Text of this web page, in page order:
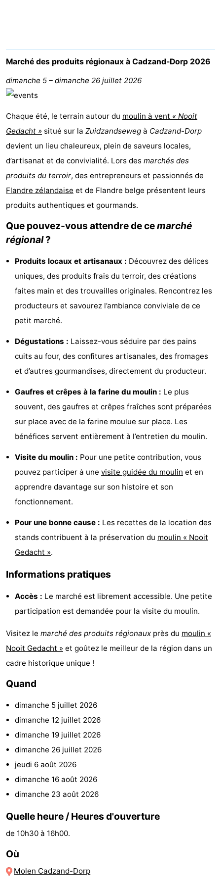
Nieuwvliet-
Bad
Meulinge
EuroParcs
Cadzand
-
Hoogduin
-
Noordzee
Résidence
Cadzand-
Resort
Nieuwvliet-
Schoneveld
-
Resort
Nieuwvliet-
Bad
Waterdunen
-
Zeebad
-
Zonneweelde
Zwinhoeve
Hôtels
Last
minutes
Plages
Voir
faire
Lieux
d'intérêt
Musées
-
Monuments
Moulins
Points
vue
Attractions
Croisières
Terrains
jeux
-
Aires
de
jeux
intérieures
Bowling
-
Parcours
mini-
golf
Centres
bien-
être
Villages
&
villes
Nature
Sports
-
Piscines
-
Équitation
Terrains
de
golf
-
Surfen
Peche
Sportive
-
Equitation
Observation
des
phoques
Glossopètre
Boire
Marché des produits régionaux à Cadzand-Dorp 2026
dimanche 5 – dimanche 26 juillet 2026
Chaque été, le terrain autour du moulin à vent « Nooit
Gedacht » situé sur la Zuidzandseweg à Cadzand-Dorp
devient un lieu chaleureux, plein de saveurs locales,
d’artisanat et de convivialité. Lors des marchés des
produits du terroir, des entrepreneurs et passionnés de
Flandre zélandaise et de Flandre belge présentent leurs
produits authentiques et gourmands.
Que pouvez-vous attendre de cemarché
régional?
Produits locaux et artisanaux : Découvrez des délices
uniques, des produits frais du terroir, des créations
faites main et des trouvailles originales. Rencontrez les
producteurs et savourez l’ambiance conviviale de ce
petit marché.
Dégustations : Laissez-vous séduire par des pains
cuits au four, des confitures artisanales, des fromages
et d’autres gourmandises, directement du producteur.
Gaufres et crêpes à la farine du moulin : Le plus
souvent, des gaufres et crêpes fraîches sont préparées
sur place avec de la farine moulue sur place. Les
bénéfices servent entièrement à l’entretien du moulin.
Visite du moulin : Pour une petite contribution, vous
pouvez participer à une visite guidée du moulin et en
apprendre davantage sur son histoire et son
fonctionnement.
Pour une bonne cause : Les recettes de la location des
stands contribuent à la préservation du moulin « Nooit
Gedacht ».
Informations pratiques
Accès : Le marché est librement accessible. Une petite
participation est demandée pour la visite du moulin.
Visitez le marché des produits régionaux près du moulin «
Nooit Gedacht » et goûtez le meilleur de la région dans un
cadre historique unique !
Quand
dimanche 5 juillet 2026
dimanche 12 juillet 2026
dimanche 19 juillet 2026
dimanche 26 juillet 2026
jeudi 6 août 2026
dimanche 16 août 2026
dimanche 23 août 2026
Quelle heure / Heures d'ouverture
de 10h30 à 16h00.
Où
Molen Cadzand-Dorp